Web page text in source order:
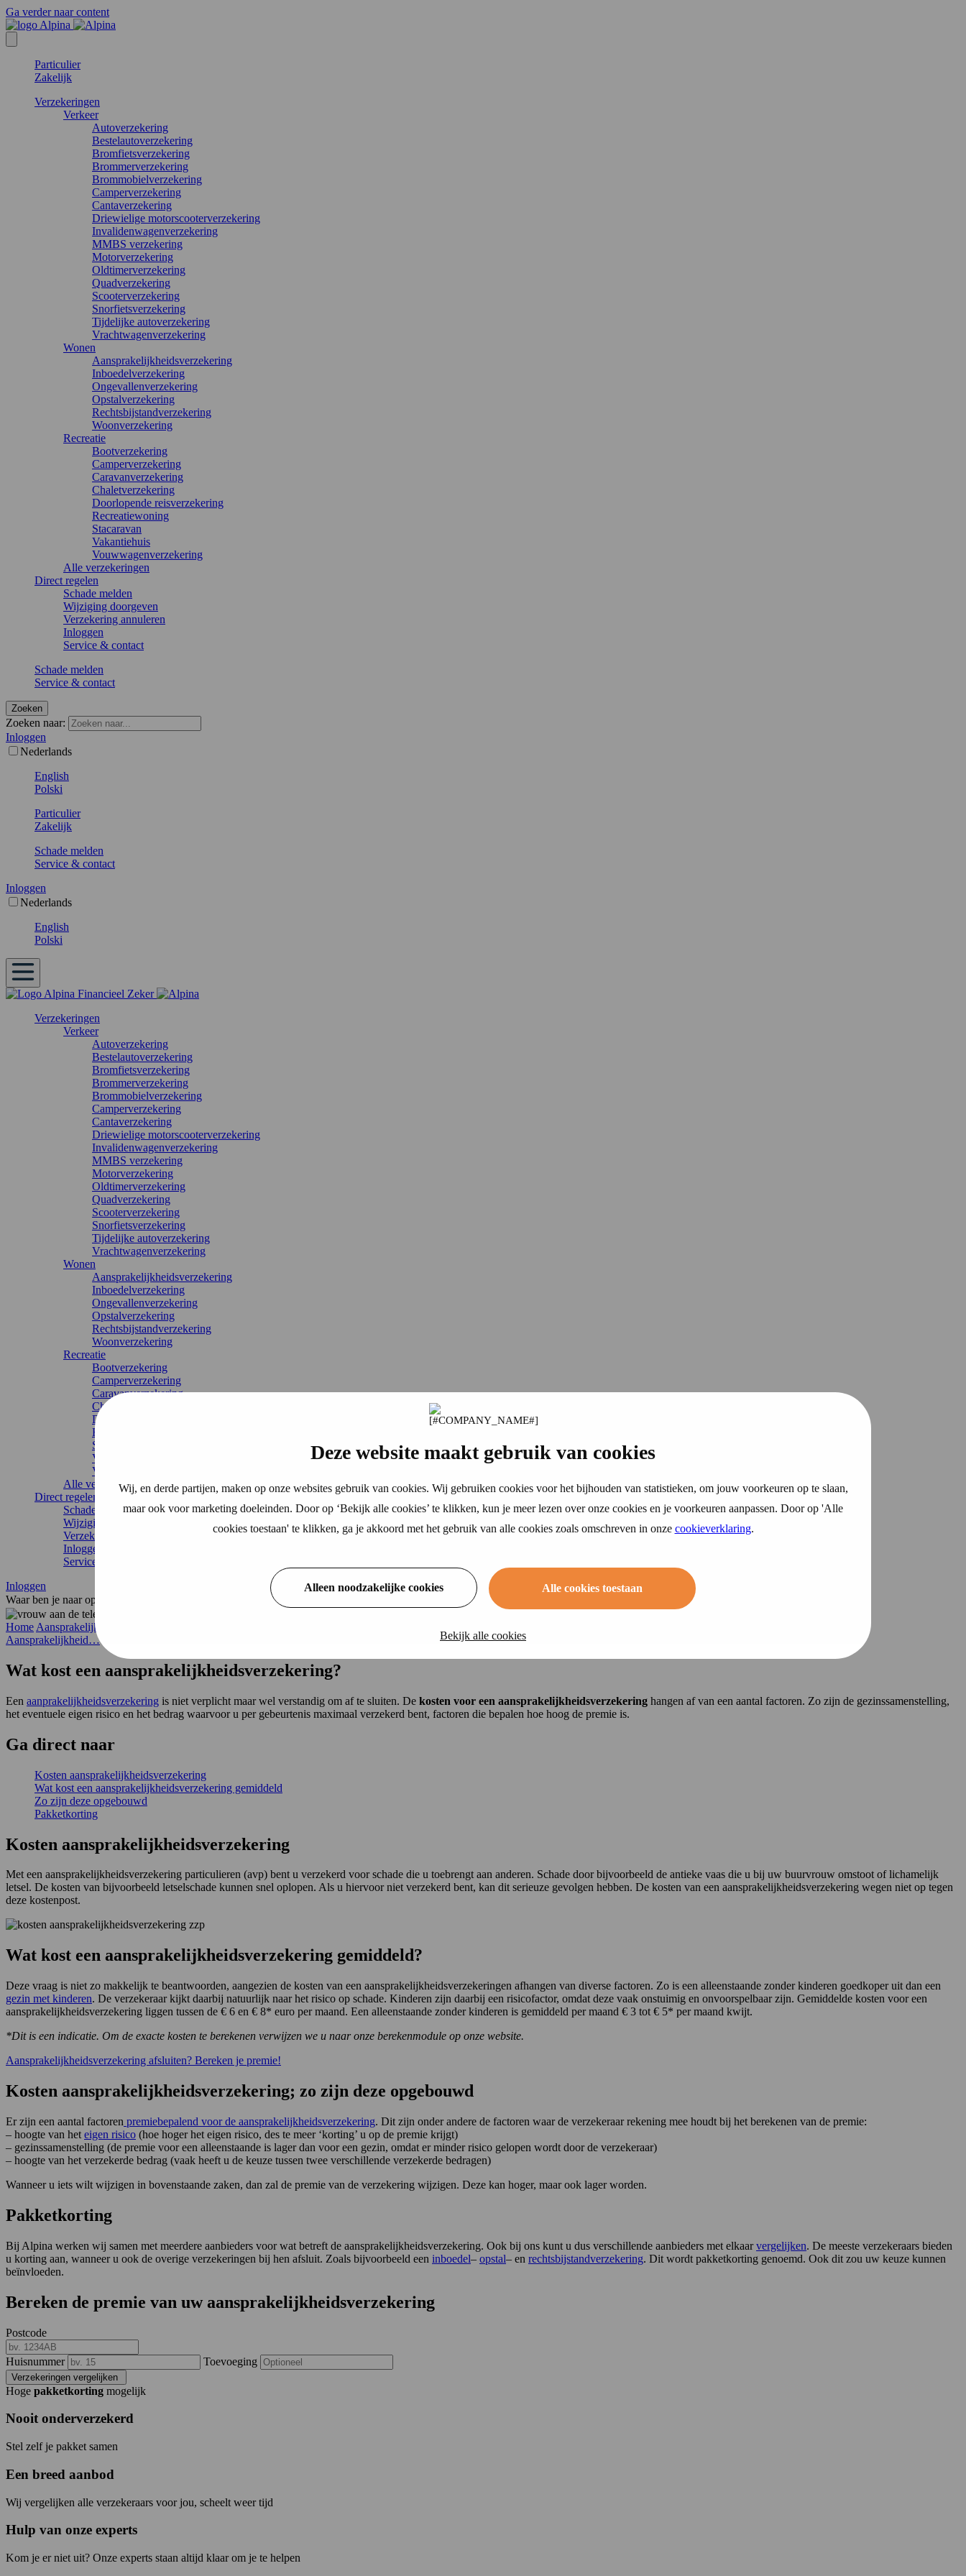
Deze website maakt gebruik van cookies
Wij, en derde partijen, maken op onze websites gebruik van cookies. Wij gebruiken cookies voor het bijhouden van statistieken, om jouw voorkeuren op te slaan,
maar ook voor marketing doeleinden. Door op ‘Bekijk alle cookies’ te klikken, kun je meer lezen over onze cookies en je voorkeuren aanpassen. Door op 'Alle
cookies toestaan' te klikken, ga je akkoord met het gebruik van alle cookies zoals omschreven in onze cookieverklaring.
Alleen noodzakelijke cookies Alle cookies toestaan
Bekijk alle cookies
Ga verder naar content
Particulier
Zakelijk
Verzekeringen
Verkeer
Autoverzekering
Bestelautoverzekering
Bromfietsverzekering
Brommerverzekering
Brommobielverzekering
Camperverzekering
Cantaverzekering
Driewielige motorscooterverzekering
Invalidenwagenverzekering
MMBS verzekering
Motorverzekering
Oldtimerverzekering
Quadverzekering
Scooterverzekering
Snorfietsverzekering
Tijdelijke autoverzekering
Vrachtwagenverzekering
Wonen
Aansprakelijkheidsverzekering
Inboedelverzekering
Ongevallenverzekering
Opstalverzekering
Rechtsbijstandverzekering
Woonverzekering
Recreatie
Bootverzekering
Camperverzekering
Caravanverzekering
Chaletverzekering
Doorlopende reisverzekering
Recreatiewoning
Stacaravan
Vakantiehuis
Vouwwagenverzekering
Alle verzekeringen
Direct regelen
Schade melden
Wijziging doorgeven
Verzekering annuleren
Inloggen
Service & contact
Schade melden
Service & contact
Zoeken
Zoeken naar:
Inloggen
Nederlands
English
Polski
Particulier
Zakelijk
Schade melden
Service & contact
Inloggen
Nederlands
English
Polski
Verzekeringen
Verkeer
Autoverzekering
Bestelautoverzekering
Bromfietsverzekering
Brommerverzekering
Brommobielverzekering
Camperverzekering
Cantaverzekering
Driewielige motorscooterverzekering
Invalidenwagenverzekering
MMBS verzekering
Motorverzekering
Oldtimerverzekering
Quadverzekering
Scooterverzekering
Snorfietsverzekering
Tijdelijke autoverzekering
Vrachtwagenverzekering
Wonen
Aansprakelijkheidsverzekering
Inboedelverzekering
Ongevallenverzekering
Opstalverzekering
Rechtsbijstandverzekering
Woonverzekering
Recreatie
Bootverzekering
Camperverzekering
Caravanverzekering
Chaletverzekering
Doorlopende reisverzekering
Recreatiewoning
Stacaravan
Vakantiehuis
Vouwwagenverzekering
Alle verzekeringen
Direct regelen
Schade melden
Wijziging doorgeven
Verzekering annuleren
Inloggen
Service & contact
Inloggen
Waar ben je naar op zoek?
Home Aansprakelijkheid…
Aansprakelijkheid…
Wat kost een aansprakelijkheids­verzekering?
Een aanprakelijkheidsverzekering is niet verplicht maar wel verstandig om af te sluiten. De kosten voor een aansprakelijkheidsverzekering hangen af van een aantal factoren. Zo zijn de gezinssamenstelling,
het eventuele eigen risico en het bedrag waarvoor u per gebeurtenis maximaal verzekerd bent, factoren die bepalen hoe hoog de premie is.
Ga direct naar
Kosten aansprakelijkheidsverzekering
Wat kost een aansprakelijkheidsverzekering gemiddeld
Zo zijn deze opgebouwd
Pakketkorting
Kosten aansprakelijkheidsverzekering
Met een aansprakelijkheidsverzekering particulieren (avp) bent u verzekerd voor schade die u toebrengt aan anderen. Schade door bijvoorbeeld de antieke vaas die u bij uw buurvrouw omstoot of lichamelijk
letsel. De kosten van bijvoorbeeld letselschade kunnen snel oplopen. Als u hiervoor niet verzekerd bent, kan dit serieuze gevolgen hebben. De kosten van een aansprakelijkheidsverzekering wegen niet op tegen
deze kostenpost.
Wat kost een aansprakelijkheidsverzekering gemiddeld?
Deze vraag is niet zo makkelijk te beantwoorden, aangezien de kosten van een aansprakelijkheidsverzekeringen afhangen van diverse factoren. Zo is een alleenstaande zonder kinderen goedkoper uit dan een
gezin met kinderen. De verzekeraar kijkt daarbij natuurlijk naar het risico op schade. Kinderen zijn daarbij een risicofactor, omdat deze vaak onstuimig en onvoorspelbaar zijn. Gemiddelde kosten voor een
aansprakelijkheidsverzekering liggen tussen de € 6 en € 8* euro per maand. Een alleenstaande zonder kinderen is gemiddeld per maand € 3 tot € 5* per maand kwijt.
*Dit is een indicatie. Om de exacte kosten te berekenen verwijzen we u naar onze berekenmodule op onze website.
Aansprakelijkheidsverzekering afsluiten? Bereken je premie!
Kosten aansprakelijkheidsverzekering; zo zijn deze opgebouwd
Er zijn een aantal factoren premiebepalend voor de aansprakelijkheidsverzekering. Dit zijn onder andere de factoren waar de verzekeraar rekening mee houdt bij het berekenen van de premie:
– hoogte van het eigen risico (hoe hoger het eigen risico, des te meer ‘korting’ u op de premie krijgt)
– gezinssamenstelling (de premie voor een alleenstaande is lager dan voor een gezin, omdat er minder risico gelopen wordt door de verzekeraar)
– hoogte van het verzekerde bedrag (vaak heeft u de keuze tussen twee verschillende verzekerde bedragen)
Wanneer u iets wilt wijzigen in bovenstaande zaken, dan zal de premie van de verzekering wijzigen. Deze kan hoger, maar ook lager worden.
Pakketkorting
Bij Alpina werken wij samen met meerdere aanbieders voor wat betreft de aansprakelijkheidsverzekering. Ook bij ons kunt u dus verschillende aanbieders met elkaarvergelijken. De meeste verzekeraars bieden
u korting aan, wanneer u ook de overige verzekeringen bij hen afsluit. Zoals bijvoorbeeld een inboedel– opstal– en rechtsbijstandverzekering. Dit wordt pakketkorting genoemd. Ook dit zou uw keuze kunnen
beïnvloeden.
Bereken de premie van uw aansprakelijkheidsverzekering
Postcode
Huisnummer Toevoeging
Verzekeringen vergelijken
Hoge pakketkorting mogelijk
Nooit onderverzekerd
Stel zelf je pakket samen
Een breed aanbod
Wij vergelijken alle verzekeraars voor jou, scheelt weer tijd
Hulp van onze experts
Kom je er niet uit? Onze experts staan altijd klaar om je te helpen